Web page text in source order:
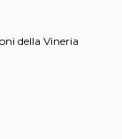
della Vineria